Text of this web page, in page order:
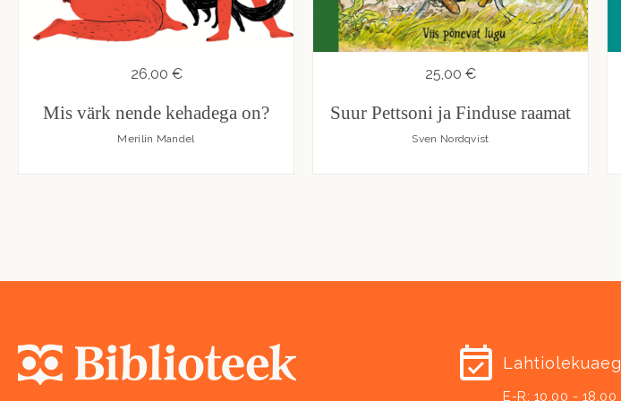
26,00 €
Mis värk nende kehadega on?
Merilin Mandel
25,00 €
Suur Pettsoni ja Finduse raamat
Sven Nordqvist
Lahtiolekuaeg
E-R: 10.00 - 18.00